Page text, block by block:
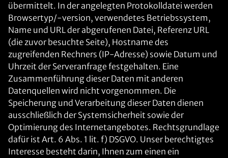
übermittelt. In der angelegten Protokolldatei werden
Browsertyp/-version, verwendetes Betriebssystem,
Name und URL der abgerufenen Datei, Referenz URL
(die zuvor besuchte Seite), Hostname des
zugreifenden Rechners (IP-Adresse) sowie Datum und
Uhrzeit der Serveranfrage festgehalten. Eine
Zusammenführung dieser Daten mit anderen
Datenquellen wird nicht vorgenommen. Die
Speicherung und Verarbeitung dieser Daten dienen
ausschließlich der Systemsicherheit sowie der
Optimierung des Internetangebotes. Rechtsgrundlage
dafür ist Art. 6 Abs. 1 lit. f) DSGVO. Unser berechtigtes
Interesse besteht darin, Ihnen zum einen ein